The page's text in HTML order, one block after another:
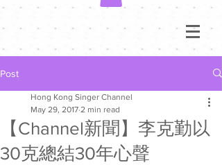
Post
【Channel新聞】李克勤以
30克總結30年心聲
Hong Kong Singer Channel
May 29, 2017 2 min read